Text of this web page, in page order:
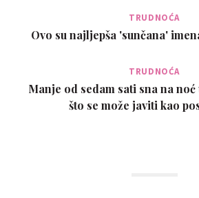
TRUDNOĆA
Ovo su najljepša 'sunčana'
TRUDNOĆA
Manje od sedam sati sna na
što se može javiti kao